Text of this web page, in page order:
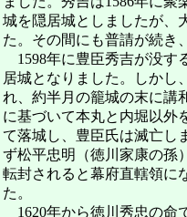
城を隠居城としましたが、
た。その間にも普請が続き
1598年に豊臣秀吉が没す
居城となりました。しかし
れ、約半月の籠城の末に講
に基づいて本丸と内堀以外
て落城し、豊臣氏は滅亡し
ず松平忠明（徳川家康の孫
転封されると幕府直轄領に
た。
1620年から徳川秀忠の命